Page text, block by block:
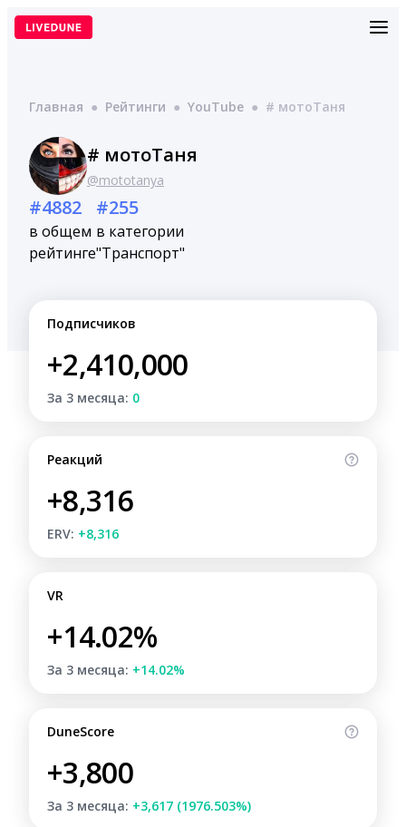
Перейти
Главная ● Рейтинги ● YouTube ● # мотоТаня
# мотоТаня
@mototanya
#4882
в общем
рейтинге
#255
в категории
"Транспорт"
Подписчиков
+2,410,000
За 3 месяца: 0
Реакций
+8,316
ERV: +8,316
VR
+14.02%
За 3 месяца: +14.02%
DuneScore
+3,800
За 3 месяца: +3,617 (1976.503%)